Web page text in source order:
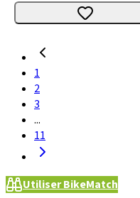
1
2
3
...
11
Utiliser BikeMatch